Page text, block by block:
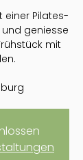
einer Pilates-
geniesse
mit